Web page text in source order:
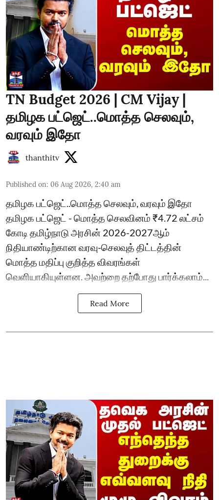
TN Budget 2026 | CM Vijay |
தமிழக பட்ஜெட்..மொத்த செலவும்,
வரவும் இதோ
thanthitv
Published on: 06 Aug 2026, 2:40 am
தமிழக பட்ஜெட்..மொத்த செலவும், வரவும் இதோ
தமிழக பட்ஜெட் - மொத்த செலவினம் ₹4.72 லட்சம்
கோடி தமிழ்நாடு அரசின் 2026-2027ஆம்
நிதியாண்டிற்கான வரவு-செலவுத் திட்டத்தின்
மொத்த மதிப்பு குறித்த விவரங்கள்
வெளியாகியுள்ளன. அவற்றை தற்போது பார்க்கலாம்...
Read More